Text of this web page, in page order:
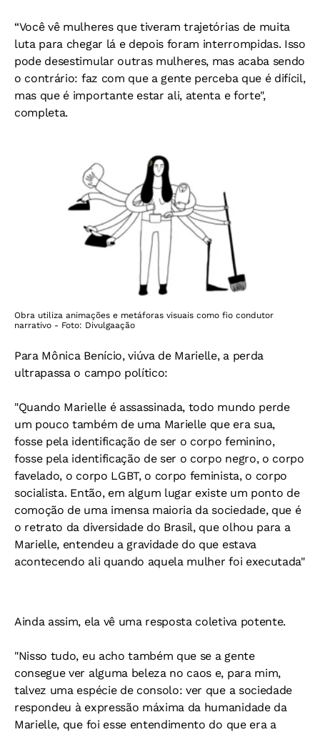
“Você vê mulheres que tiveram trajetórias de muita
luta para chegar lá e depois foram interrompidas. Isso
pode desestimular outras mulheres, mas acaba sendo
o contrário: faz com que a gente perceba que é difícil,
mas que é importante estar ali, atenta e forte",
completa.
Obra utiliza animações e metáforas visuais como fio condutor
narrativo - Foto: Divulgaação
Para Mônica Benício, viúva de Marielle, a perda
ultrapassa o campo político:
"Quando Marielle é assassinada, todo mundo perde
um pouco também de uma Marielle que era sua,
fosse pela identificação de ser o corpo feminino,
fosse pela identificação de ser o corpo negro, o corpo
favelado, o corpo LGBT, o corpo feminista, o corpo
socialista. Então, em algum lugar existe um ponto de
comoção de uma imensa maioria da sociedade, que é
o retrato da diversidade do Brasil, que olhou para a
Marielle, entendeu a gravidade do que estava
acontecendo ali quando aquela mulher foi executada"
Ainda assim, ela vê uma resposta coletiva potente.
"Nisso tudo, eu acho também que se a gente
consegue ver alguma beleza no caos e, para mim,
talvez uma espécie de consolo: ver que a sociedade
respondeu à expressão máxima da humanidade da
Marielle, que foi esse entendimento do que era a